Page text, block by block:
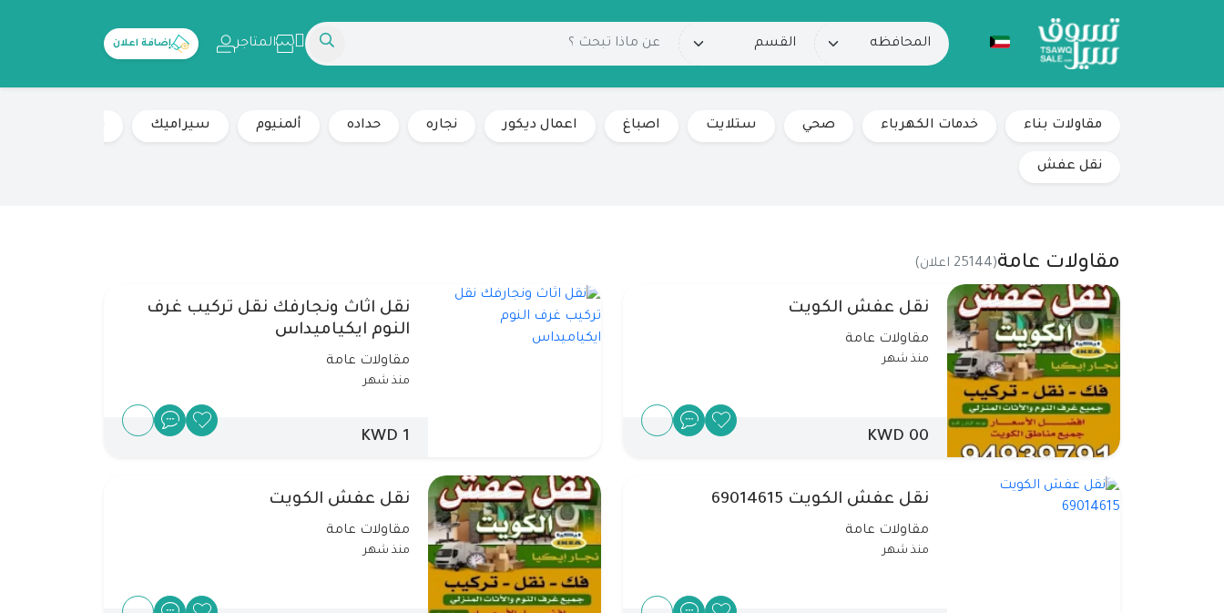
المتاجر إضافة اعلان
مقاولات بناء خدمات الكهرباء صحي ستلايت اصباغ اعمال ديكور نجاره حداده ألمنيوم سيراميك
نقل عفش
مقاولات عامة(25144 اعلان)
نقل عفش الكويت
مقاولات عامة
منذ شهر
00 KWD
نقل اثاث ونجارفك نقل تركيب غرف
النوم ايكياميداس
مقاولات عامة
منذ شهر
1 KWD
نقل عفش الكويت 69014615
مقاولات عامة
منذ شهر
نقل عفش الكويت
مقاولات عامة
منذ شهر